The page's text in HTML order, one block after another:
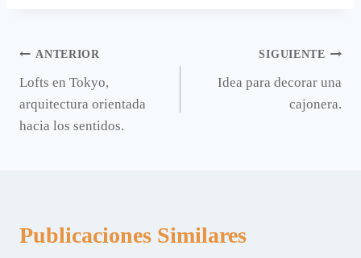
Navegación
de
entradas
ANTERIOR
Lofts en Tokyo,
arquitectura orientada
hacia los sentidos.
SIGUIENTE
Idea para decorar una
cajonera.
Publicaciones Similares